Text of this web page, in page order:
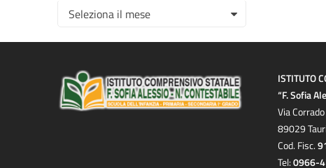
Archivio
Seleziona il mese
ISTITUTO
“F. Sofia
Via
89029
Cod. Fisc.
Tel:0966-